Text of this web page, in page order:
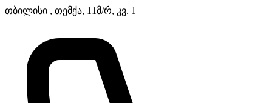
თბილისი , თემქა, 11მ/რ, კვ. 1